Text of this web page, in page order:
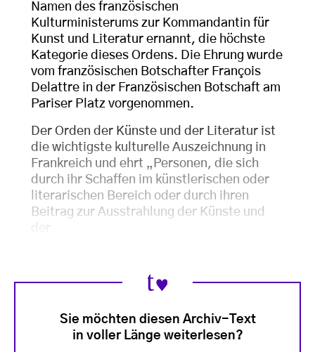
Namen des französischen
Kulturministerums zur Kommandantin für
Kunst und Literatur ernannt, die höchste
Kategorie dieses Ordens. Die Ehrung wurde
vom französischen Botschafter François
Delattre in der Französischen Botschaft am
Pariser Platz vorgenommen.
Der Orden der Künste und der Literatur ist
die wichtigste kulturelle Auszeichnung in
Frankreich und ehrt „Personen, die sich
durch ihr Schaffen im künstlerischen oder
literarischen Bereich oder durch ihren
Beitrag zur Ausstrahlung der Künste und
Sie möchten diesen Archiv-Text
in voller Länge weiterlesen?